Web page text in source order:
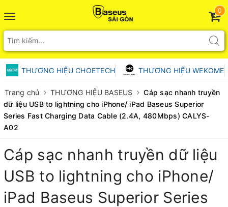
Toggle
navigation
0
THƯƠNG HIỆU CHOETECH THƯƠNG HIỆU WEKOME
Trang chủ THƯƠNG HIỆU BASEUS
Cáp sạc nhanh truyền
dữ liệu USB to lightning cho iPhone/ iPad Baseus Superior
Series Fast Charging Data Cable (2.4A, 480Mbps) CALYS-
A02
Cáp sạc nhanh truyền dữ liệu
USB to lightning cho iPhone/
iPad Baseus Superior Series